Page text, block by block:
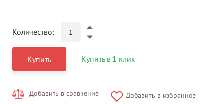
Количество:
Купить Купить в 1 клик
Добавить в сравнение Добавить в избранное